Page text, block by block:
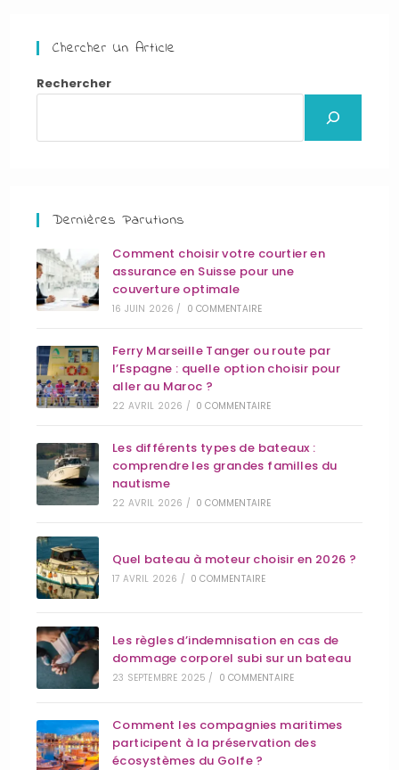
Chercher Un Article
Rechercher
Dernières Parutions
Comment choisir votre courtier en
assurance en Suisse pour une
couverture optimale
16 JUIN 2026 / 0 COMMENTAIRE
Ferry Marseille Tanger ou route par
l’Espagne : quelle option choisir pour
aller au Maroc ?
22 AVRIL 2026 / 0 COMMENTAIRE
Les différents types de bateaux :
comprendre les grandes familles du
nautisme
22 AVRIL 2026 / 0 COMMENTAIRE
Quel bateau à moteur choisir en 2026 ?
17 AVRIL 2026 / 0 COMMENTAIRE
Les règles d’indemnisation en cas de
dommage corporel subi sur un bateau
23 SEPTEMBRE 2025 / 0 COMMENTAIRE
Comment les compagnies maritimes
participent à la préservation des
écosystèmes du Golfe ?